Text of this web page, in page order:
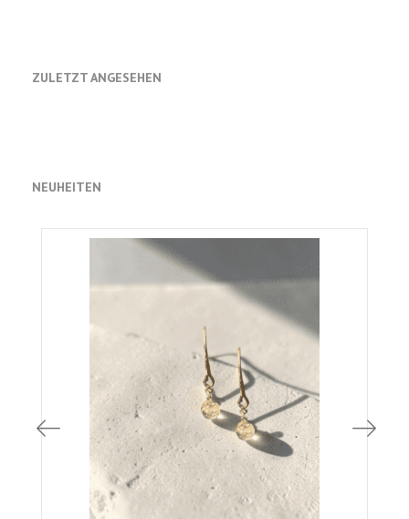
ZULETZT ANGESEHEN
NEUHEITEN